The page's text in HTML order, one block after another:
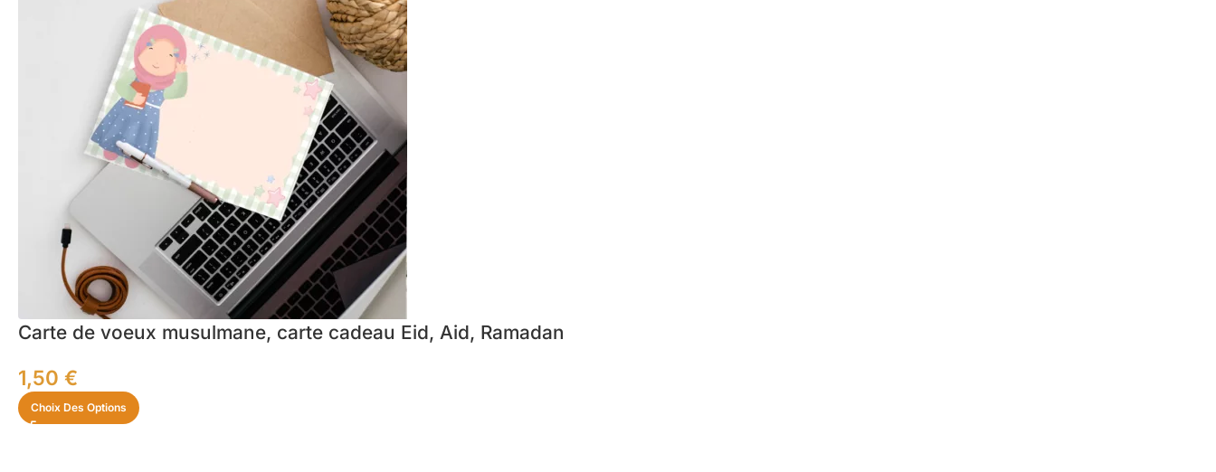
Carte de voeux musulmane, carte cadeau Eid, Aid, Ramadan
1,50 €
Choix Des Options